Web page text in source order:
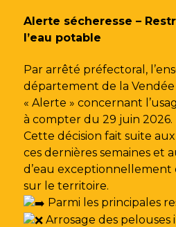
Alerte sécheresse –
l’eau potable
Par arrêté préfectoral,
département de la
« Alerte » concernant
à compter du 29 juin 2026.
Cette décision fait suite
ces dernières semaines et
d’eau exceptionnellement
sur le territoire.
Parmi les principales
Arrosage des pelouses